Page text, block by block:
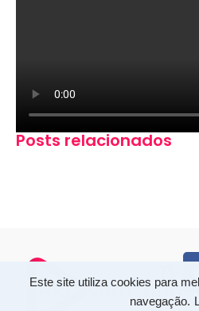
Este site utiliza cookies para
navegação.
Posts relacionados